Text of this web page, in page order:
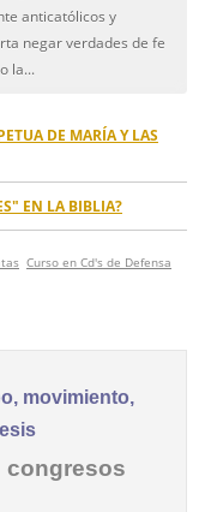
anticatólicos y
negar verdades de fe
la...
DE MARÍA Y LAS
EN LA BIBLIA?
Curso en Cd's de Defensa
movimiento,
congresos